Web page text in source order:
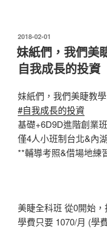
發
佈
於
2018-02-01
妹紙們，我們美
自我成長的投資
妹紙們，我們美睫教
#自我成長的投資
基礎+6D9D進階創業班
僅4人小班制台北&內
**輔導考照&借場地練
美睫全科班 從0開始
學費只要 1070/月 (學